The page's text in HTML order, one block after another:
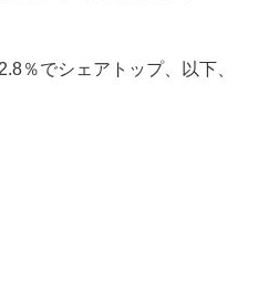
％でシェアトップ、以下、